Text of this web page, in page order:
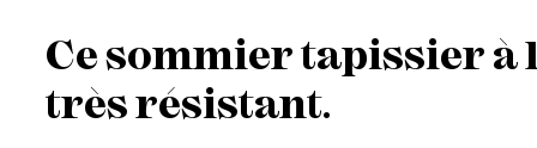
Ce sommier tapissier à
très résistant.